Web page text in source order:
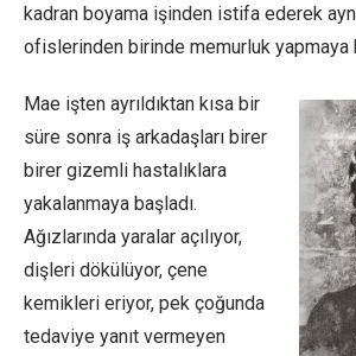
kadran boyama işinden istifa ederek
ofislerinden birinde memurluk yapmaya
Mae işten ayrıldıktan kısa bir
süre sonra iş arkadaşları birer
birer gizemli hastalıklara
yakalanmaya başladı.
Ağızlarında yaralar açılıyor,
dişleri dökülüyor, çene
kemikleri eriyor, pek çoğunda
tedaviye yanıt vermeyen